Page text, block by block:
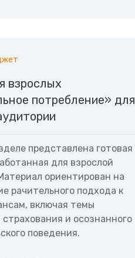
взрослых
потребление» для
представлена готовая
для взрослой
ориентирован на
рачительного подхода к
включая темы
и осознанного
поведения.